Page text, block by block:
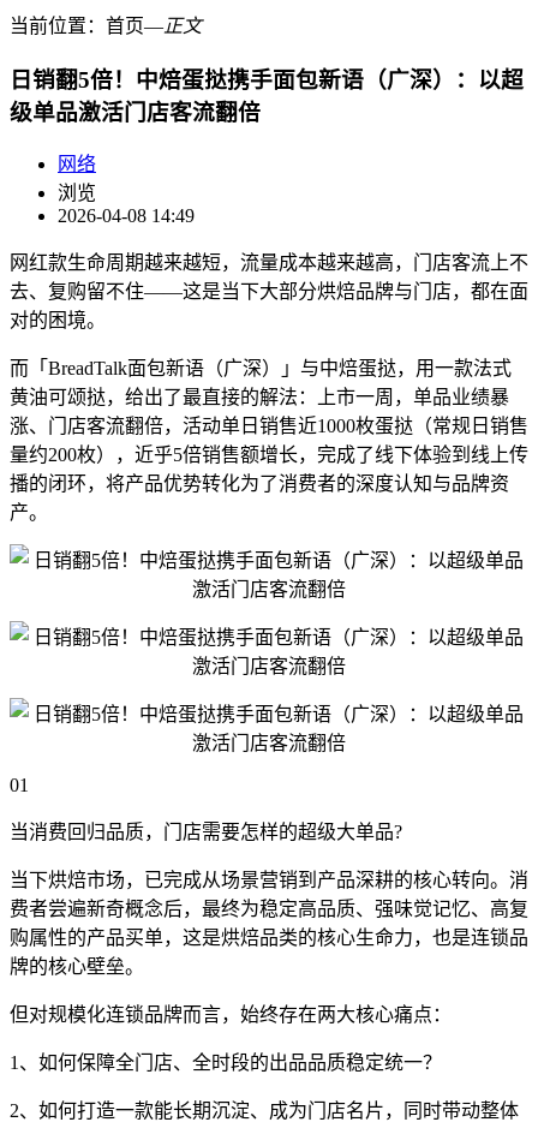
当前位置： 首页―正文
日销翻5倍！中焙蛋挞携手面包新语（广深）：以超
级单品激活门店客流翻倍
网络
浏览
2026-04-08 14:49
网红款生命周期越来越短，流量成本越来越高，门店客流上不
去、复购留不住——这是当下大部分烘焙品牌与门店，都在面
对的困境。
而「BreadTalk面包新语（广深）」与中焙蛋挞，用一款法式
黄油可颂挞，给出了最直接的解法：上市一周，单品业绩暴
涨、门店客流翻倍，活动单日销售近1000枚蛋挞（常规日销售
量约200枚），近乎5倍销售额增长，完成了线下体验到线上传
播的闭环，将产品优势转化为了消费者的深度认知与品牌资
产。
01
当消费回归品质，门店需要怎样的超级大单品?
当下烘焙市场，已完成从场景营销到产品深耕的核心转向。消
费者尝遍新奇概念后，最终为稳定高品质、强味觉记忆、高复
购属性的产品买单，这是烘焙品类的核心生命力，也是连锁品
牌的核心壁垒。
但对规模化连锁品牌而言，始终存在两大核心痛点：
1、如何保障全门店、全时段的出品品质稳定统一？
2、如何打造一款能长期沉淀、成为门店名片，同时带动整体